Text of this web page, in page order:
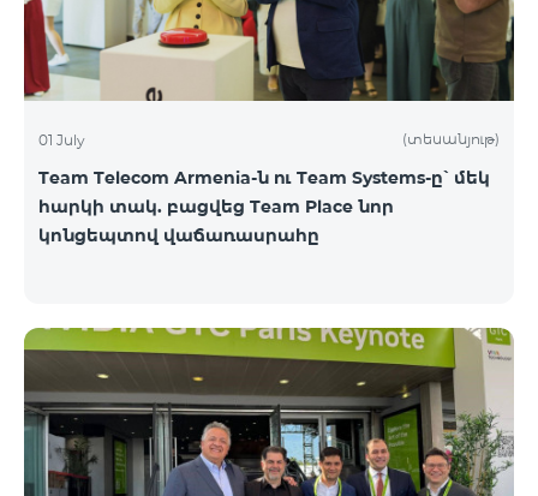
01 July (տեսանյութ)
Team Telecom Armenia-ն ու Team Systems-ը՝ մեկ
հարկի տակ. բացվեց Team Place նոր
կոնցեպտով վաճառասրահը